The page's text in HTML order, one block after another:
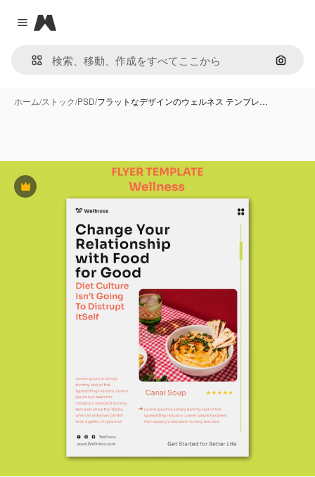
Close menu
Magnific
画像で
ホーム/ストック/PSD/フラットなデザインのウェルネス テンプレ…
Premium